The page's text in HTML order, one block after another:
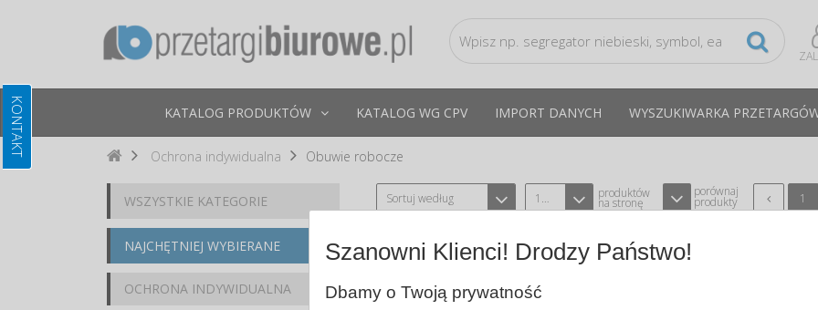
KATALOG PRODUKTÓW KATALOG WG CPV IMPORT DANYCH WYSZUKIWARKA
Ochrona indywidualna Obuwie robocze
WSZYSTKIE KATEGORIE
NAJCHĘTNIEJ WYBIERANE
OCHRONA INDYWIDUALNA
Sortuj według 12 produktów
na stronę
porównaj
produkty 1
PÓŁBUTY OCHRONNE CHICAGO
Szanowni Klienci! Drodzy Państwo!
Dbamy o Twoją prywatność